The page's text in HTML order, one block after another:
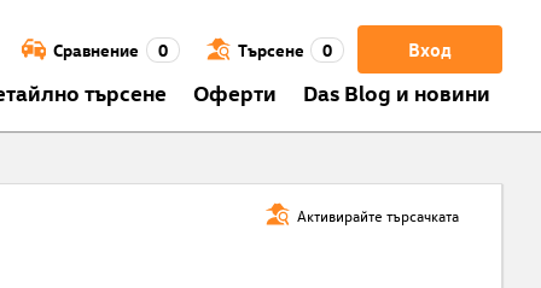
Вход
Сравнение 0 Търсене 0
търсене Оферти Das Blog и новини
Активирайте търсачката